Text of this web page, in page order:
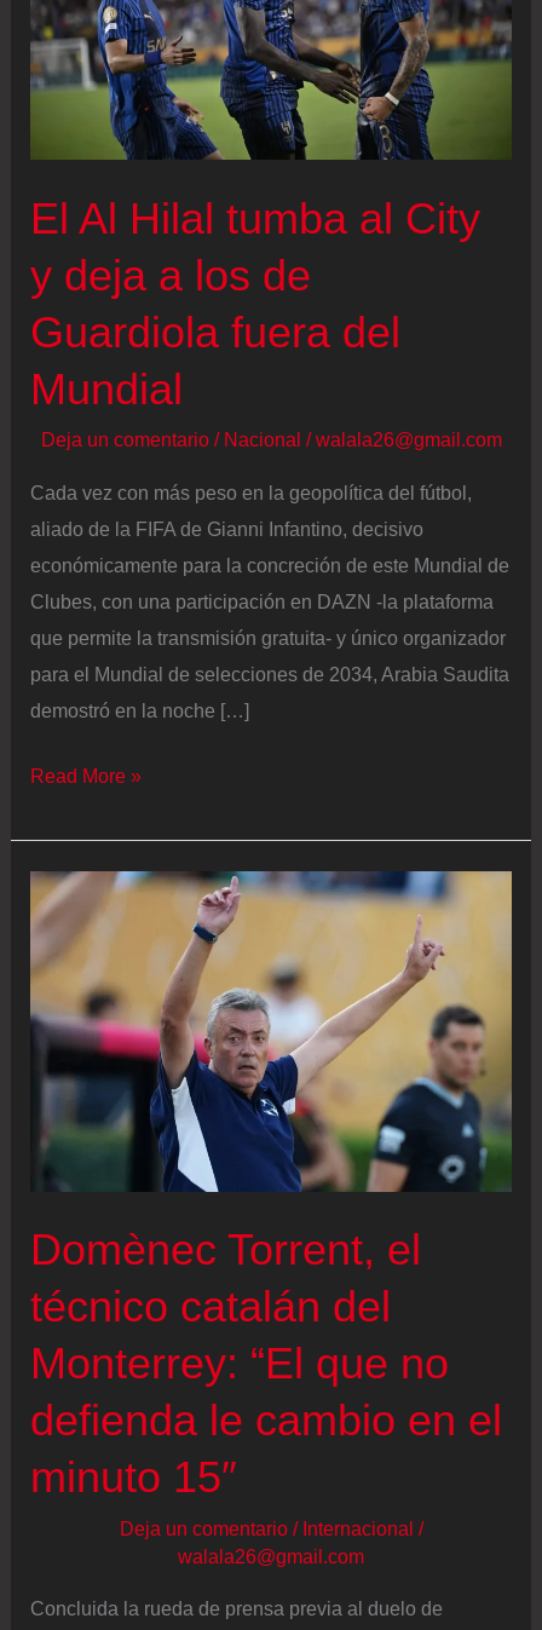
El Al Hilal tumba al City
y deja a los de
Guardiola fuera del
Mundial
Deja un comentario / Nacional /walala26@gmail.com
Cada vez con más peso en la geopolítica del fútbol,
aliado de la FIFA de Gianni Infantino, decisivo
económicamente para la concreción de este Mundial de
Clubes, con una participación en DAZN -la plataforma
que permite la transmisión gratuita- y único organizador
para el Mundial de selecciones de 2034, Arabia Saudita
demostró en la noche […]
El
Hilal
tumba
al
City
deja
de
del
Read More »
Domènec Torrent, el
técnico catalán del
Monterrey: “El que no
defienda le cambio en el
minuto 15″
Deja un comentario / Internacional /
walala26@gmail.com
Concluida la rueda de prensa previa al duelo de